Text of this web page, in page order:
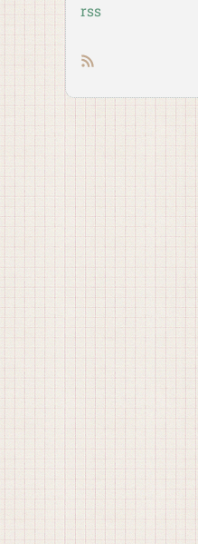
rss
RSS feed